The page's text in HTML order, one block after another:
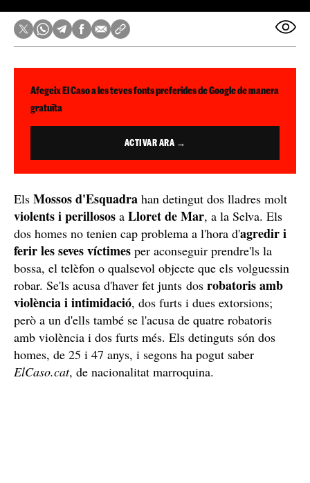
Afegeix El Caso a les teves fonts preferides de Google de manera
gratuïta
ACTIVAR ARA →
Els Mossos d'Esquadra han detingut dos lladres molt
violents i perillosos a Lloret de Mar, a la Selva. Els
dos homes no tenien cap problema a l'hora d'agredir i
ferir les seves víctimes per aconseguir prendre'ls la
bossa, el telèfon o qualsevol objecte que els volguessin
robar. Se'ls acusa d'haver fet junts dos robatoris amb
violència i intimidació, dos furts i dues extorsions;
però a un d'ells també se l'acusa de quatre robatoris
amb violència i dos furts més. Els detinguts són dos
homes, de 25 i 47 anys, i segons ha pogut saber
ElCaso.cat, de nacionalitat marroquina.